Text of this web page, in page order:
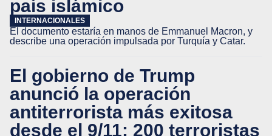
país islámico
INTERNACIONALES
El documento estaría en manos de Emmanuel Macron, y
describe una operación impulsada por Turquía y Catar.
El gobierno de Trump
anunció la operación
antiterrorista más exitosa
desde el 9/11: 200 terroristas